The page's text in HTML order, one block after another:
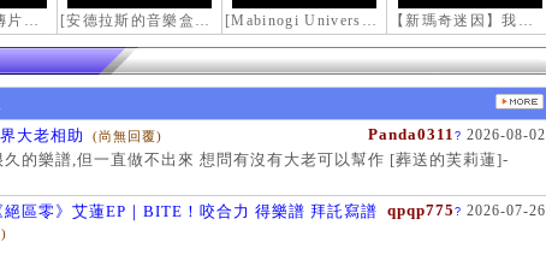
【瑪奇永恆宣傳片】最初的感動 [安德拉斯的音樂盒｜靈魂的音樂盒] Mabinogi OST - Music Box of the Soul | Crossover COVER [Mabinogi Universe] 謝謝你來到這個世界... 【新瑪奇迷因】我更喜歡你
Panda0311 ? 2026-08-02
大老相助 (尚無回覆)
久的樂譜,但一直做不出來 想問有沒有大老可以幫作 [葬送的芙莉蓮]-
qpqp775 ? 2026-07-26
絕區零》艾蓮EP｜BITE！咬合力 得樂譜 拜託寫譜